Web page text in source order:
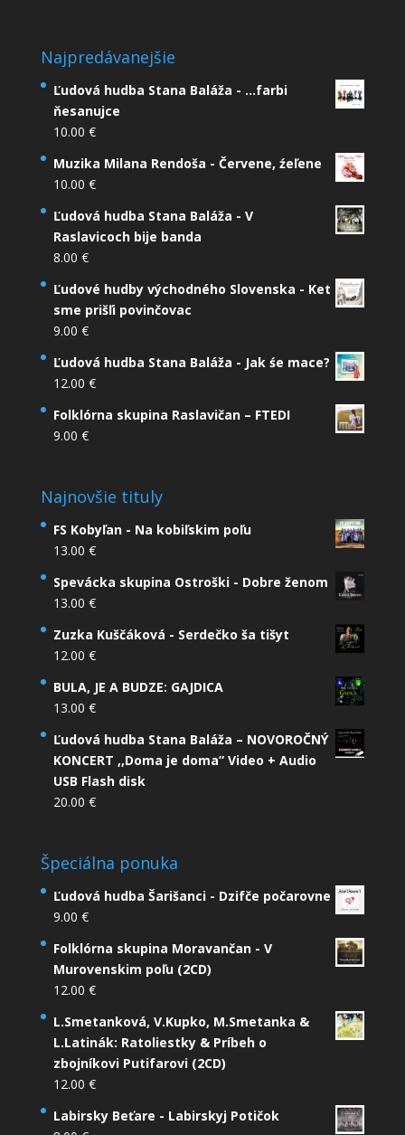
Najpredávanejšie
Ľudová hudba Stana Baláža - ...farbi
ňesanujce
10.00 €
Muzika Milana Rendoša - Červene, źeľene
10.00 €
Ľudová hudba Stana Baláža - V
Raslavicoch bije banda
8.00 €
Ľudové hudby východného Slovenska - Ket
sme prišľi povinčovac
9.00 €
Ľudová hudba Stana Baláža - Jak śe mace?
12.00 €
Folklórna skupina Raslavičan – FTEDI
9.00 €
Najnovšie tituly
FS Kobyľan - Na kobiľskim poľu
13.00 €
Spevácka skupina Ostroški - Dobre ženom
13.00 €
Zuzka Kuščáková - Serdečko ša tišyt
12.00 €
BULA, JE A BUDZE: GAJDICA
13.00 €
Ľudová hudba Stana Baláža – NOVOROČNÝ
KONCERT ,,Doma je doma” Video + Audio
USB Flash disk
20.00 €
Špeciálna ponuka
Ľudová hudba Šarišanci - Dzifče počarovne
9.00 €
Folklórna skupina Moravančan - V
Murovenskim poľu (2CD)
12.00 €
L.Smetanková, V.Kupko, M.Smetanka &
L.Latinák: Ratoliestky & Príbeh o
zbojníkovi Putifarovi (2CD)
12.00 €
Labirsky Beťare - Labirskyj Potičok